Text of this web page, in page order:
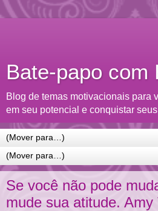
Bate-papo com
Blog de temas motivacionais para
em seu potencial e conquistar
Se você não pode
mude sua atitude. Amy